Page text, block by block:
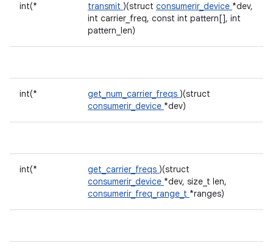
int(* transmit )(struct consumerir_device *dev,
int carrier_freq, const int pattern[], int
pattern_len)
int(* get_num_carrier_freqs )(struct
consumerir_device *dev)
int(* get_carrier_freqs )(struct
consumerir_device *dev, size_t len,
consumerir_freq_range_t *ranges)